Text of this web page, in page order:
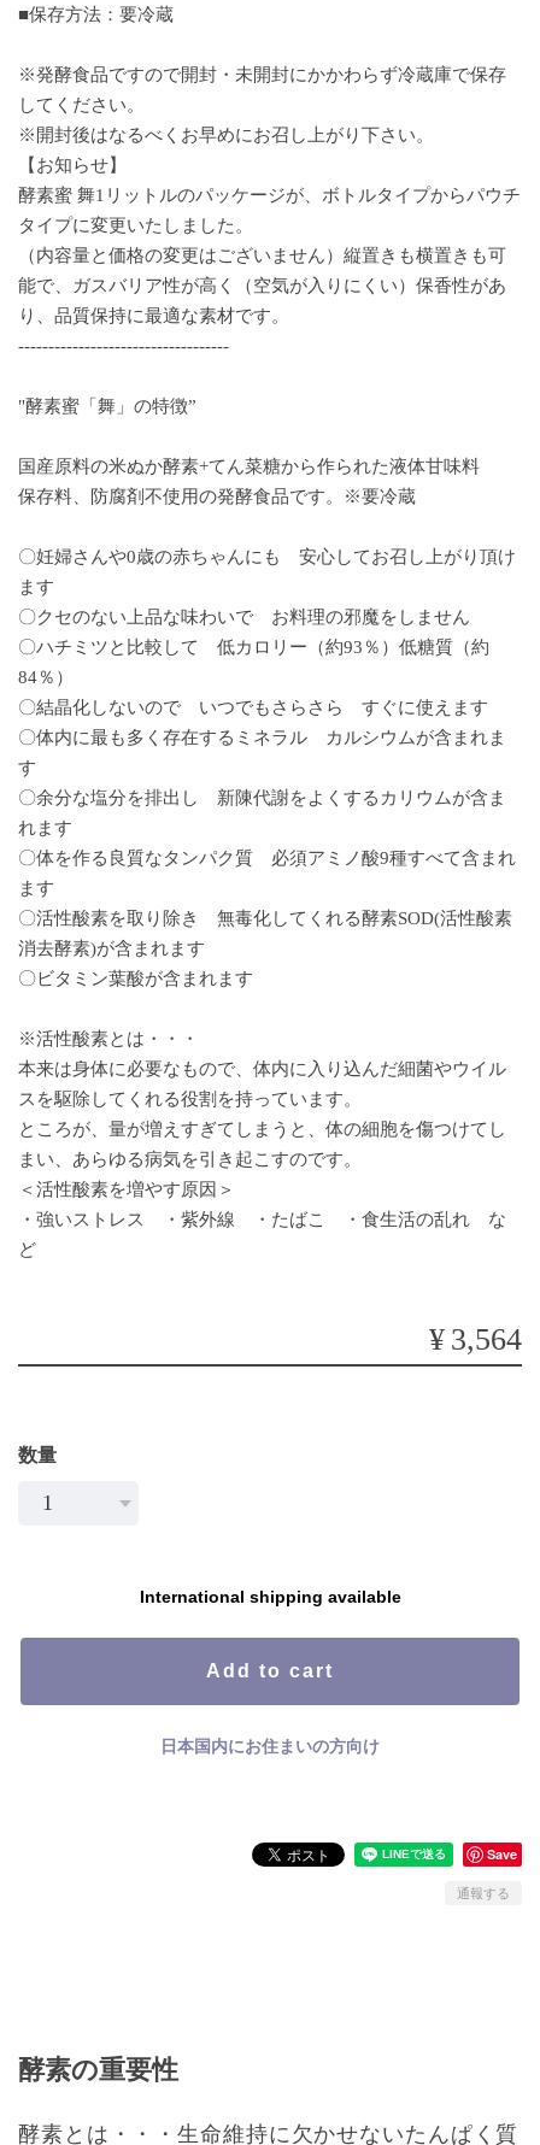
■保存方法：要冷蔵
※発酵食品ですので開封・未開封にかかわらず冷蔵庫で保存
してください。
※開封後はなるべくお早めにお召し上がり下さい。
【お知らせ】
酵素蜜 舞1リットルのパッケージが、ボトルタイプからパウチ
タイプに変更いたしました。
（内容量と価格の変更はございません）縦置きも横置きも可
能で、ガスバリア性が高く（空気が入りにくい）保香性があ
り、品質保持に最適な素材です。
-----------------------------------
"酵素蜜「舞」の特徴”
国産原料の米ぬか酵素+てん菜糖から作られた液体甘味料
保存料、防腐剤不使用の発酵食品です。※要冷蔵
〇妊婦さんや0歳の赤ちゃんにも 安心してお召し上がり頂け
ます
〇クセのない上品な味わいで お料理の邪魔をしません
〇ハチミツと比較して 低カロリー（約93％）低糖質（約
84％）
〇結晶化しないので いつでもさらさら すぐに使えます
〇体内に最も多く存在するミネラル カルシウムが含まれま
す
〇余分な塩分を排出し 新陳代謝をよくするカリウムが含ま
れます
〇体を作る良質なタンパク質 必須アミノ酸9種すべて含まれ
ます
〇活性酸素を取り除き 無毒化してくれる酵素SOD(活性酸素
消去酵素)が含まれます
〇ビタミン葉酸が含まれます
※活性酸素とは・・・
本来は身体に必要なもので、体内に入り込んだ細菌やウイル
スを駆除してくれる役割を持っています。
ところが、量が増えすぎてしまうと、体の細胞を傷つけてし
まい、あらゆる病気を引き起こすのです。
＜活性酸素を増やす原因＞
・強いストレス ・紫外線 ・たばこ ・食生活の乱れ な
ど
¥3,564
数量
International shipping available
Add to cart
日本国内にお住まいの方向け
Save
通報する
酵素の重要性
酵素とは・・・生命維持に欠かせないたんぱく質